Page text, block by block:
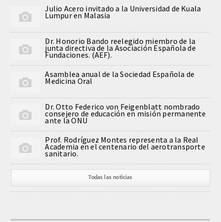
CORRESPONDIENTES EXTRANJEROS
HISTÓRICO DE ACADÉMICOS
Honor
Correspondientes
Correspondientes Extranjeros
Actividades realizadas
Julio Acero invitado a la Universidad de Kuala
Lumpur en Malasia
Dr. Honorio Bando reelegido miembro de la
junta directiva de la Asociación Española de
Fundaciones. (AEF).
Asamblea anual de la Sociedad Española de
Medicina Oral
Dr. Otto Federico von Feigenblatt nombrado
consejero de educación en misión permanente
ante la ONU
Prof. Rodríguez Montes representa a la Real
Academia en el centenario del aerotransporte
sanitario.
Todas las noticias